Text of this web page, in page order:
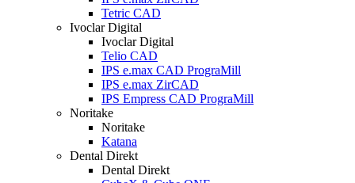
Tetric CAD
Ivoclar Digital
Ivoclar Digital
Telio CAD
IPS e.max CAD PrograMill
IPS e.max ZirCAD
IPS Empress CAD PrograMill
Noritake
Noritake
Katana
Dental Direkt
Dental Direkt